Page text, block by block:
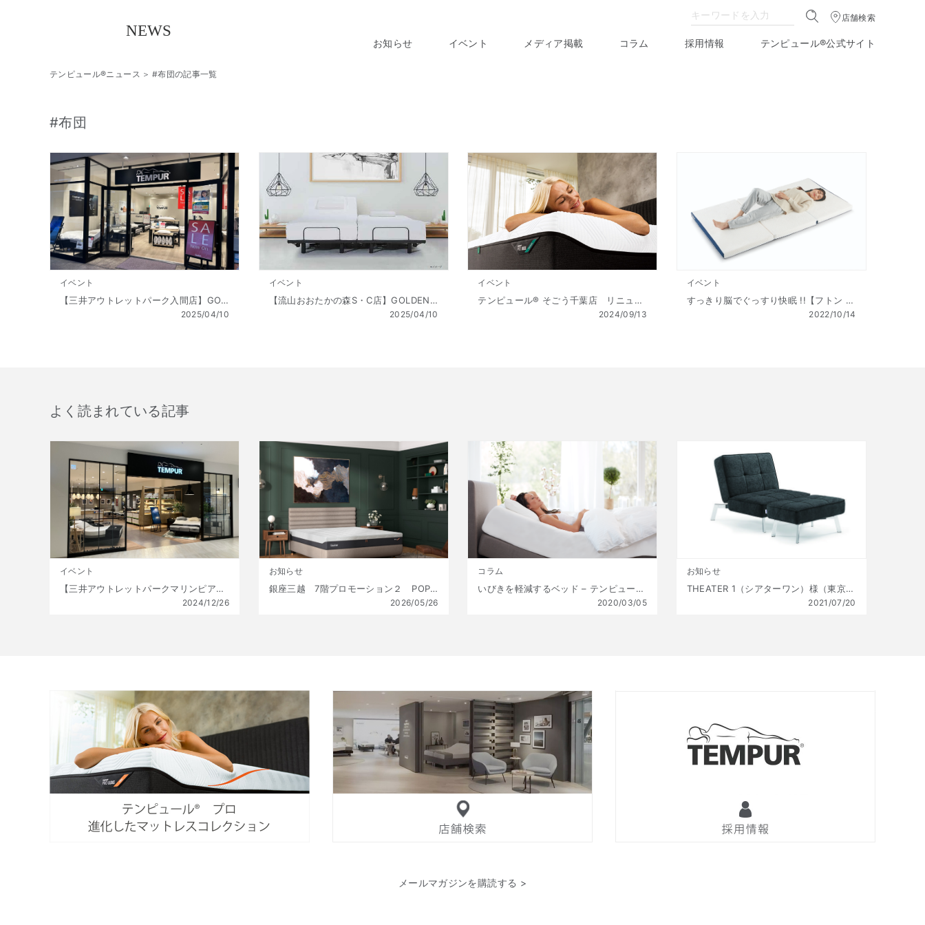
店舗検索
お知らせ イベント メディア掲載 コラム 採用情報 テンピュール®公式サイト
テンピュール®ニュース #布団の記事一覧
#布団
イベント
【三井アウトレットパーク入間店】GOLDEN WEEK SALE 開催!! 4/11(金)～5/6(火・祝)
2025/04/10
イベント
【流山おおたかの森S・C店】GOLDEN WEEK SALE 開催!! 4/11(金)～5/6(火・祝)
2025/04/10
イベント
テンピュール® そごう千葉店 リニューアルオープン（2024年9月13日）
2024/09/13
イベント
すっきり脳でぐっすり快眠 !!【フトン ワン プラス】
2022/10/14
よく読まれている記事
イベント
【三井アウトレットパークマリンピア神戸店】年に一度の大特価!! 初夢福袋 販売開始!! 1月1日(水)～1月13日(月祝) 数量限定!
2024/12/26
お知らせ
銀座三越 7階プロモーション２ POPUP 【5/27(水)～6/9(火)】
2026/05/26
コラム
いびきを軽減するベッド – テンピュール ® ゼロジー®
2020/03/05
お知らせ
THEATER 1（シアターワン）様（東京都西多摩郡）：オストゥーニを採用頂きました
2021/07/20
メールマガジンを購読する >